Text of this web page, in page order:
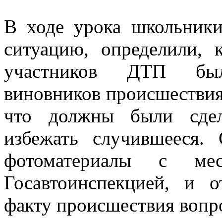
В ходе урока
ситуацию,
участников ДТП
виновников
что должны были
избежать
фотоматериалы с
Госавтоинспекцией, и
факту происшествия